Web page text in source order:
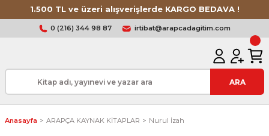
1.500 TL ve üzeri alışverişlerde KARGO BEDAVA !
0 (216) 344 98 87 irtibat@arapcadagitim.com
ARA
Anasayfa ARAPÇA KAYNAK KİTAPLAR Nurul İzah